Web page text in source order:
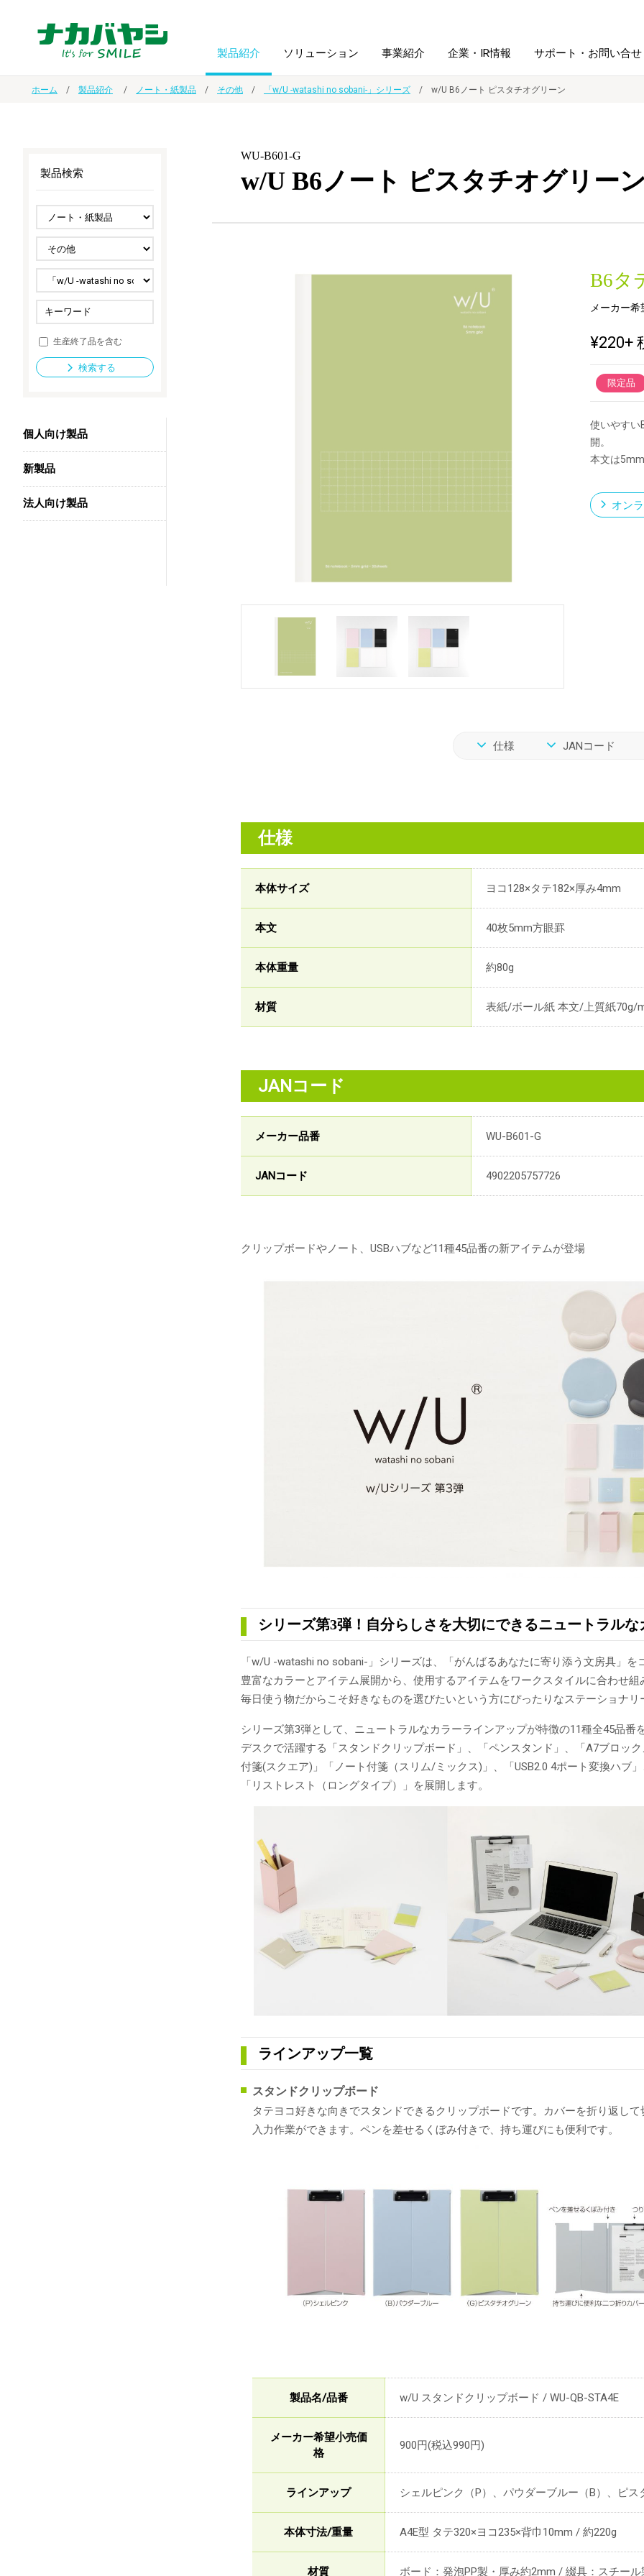
製品紹介
ノート・紙製品
ファイル・
ホルダー用品
スマートフォン・
タブレット関連
防災・
セキュリティ用品
デジタル文具
法人向け製品
ソリューション
オーダー手帳・ノベルティ制作 学校ソリューション
ドキュメントスキャニングサービス
導入事例
事業紹介 企業・IR情報
IR情報 沿革
サステナビリティ
サポート・お問い合せ
ホーム 製品紹介 ノート・紙製品 その他 「w/U -watashi no sobani-」シリーズ w/U B6ノート ピスタチオグリーン
WU-B601-G
w/U B6ノート ピスタチオグリー
B6タ
メーカー
¥220+
限定品
使いやすい
開。
本文は
オン
仕様 JANコード
仕様
本体サイズ ヨコ128×タテ182×厚み4mm
本文 40枚5mm方眼罫
本体重量 約80g
材質 表紙/ボール紙 本文/上質紙70g/
JANコード
メーカー品番 WU-B601-G
JANコード 4902205757726
クリップボードやノート、USBハブなど11種45品番の新アイテムが登場
シリーズ第3弾！自分らしさを大切にできるニュートラル
「w/U -watashi no sobani-」シリーズは、「がんばるあなたに寄り添う文房具」
豊富なカラーとアイテム展開から、使用するアイテムをワークスタイルに合わせ
毎日使う物だからこそ好きなものを選びたいという方にぴったりなステーショナリ
シリーズ第3弾として、ニュートラルなカラーラインアップが特徴の11種全45品番
デスクで活躍する「スタンドクリップボード」、「ペンスタンド」、「A7ブロッ
付箋(スクエア)」「ノート付箋（スリム/ミックス)」、「USB2.0 4ポート変換ハブ
「リストレスト（ロングタイプ）」を展開します。
ラインアップ一覧
スタンドクリップボード
タテヨコ好きな向きでスタンドできるクリップボードです。カバーを折り返し
入力作業ができます。ペンを差せるくぼみ付きで、持ち運びにも便利です。
製品名/品番 w/U スタンドクリップボード / WU-QB-STA4E
メーカー希望小売価
格
900円(税込990円)
ラインアップ シェルピンク（P）、パウダーブルー（B）、ピス
本体寸法/重量 A4E型 タテ320×ヨコ235×背巾10mm / 約220g
材質 ボード：発泡PP製・厚み約2mm / 綴具：スチー
製品検索
生産終了品を含む
検索する
個人向け製品
新製品
法人向け製品